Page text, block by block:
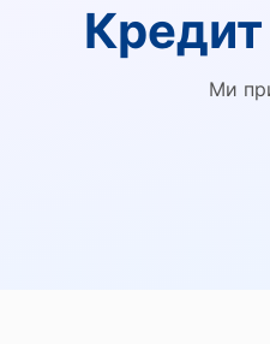
Кредит
Ми